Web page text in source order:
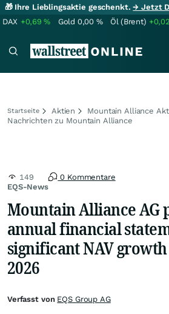
🎁 Ihre Lieblingsaktie geschenkt.→ Jetzt
DAX +0,69% Gold 0,00 % Öl (Brent)
Startseite Aktien
Mountain Alliance
Nachrichten zu Mountain Alliance
EQS-News
149 0 Kommentare
Mountain Alliance AG
annual financial
significant NAV
2026
Verfasst von EQS Group AG